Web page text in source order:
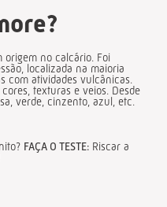
origem no calcário. Foi
localizada na maioria
com atividades vulcânicas.
texturas e veios. Desde
verde, cinzento, azul, etc.
FAÇA O TESTE: Riscar a